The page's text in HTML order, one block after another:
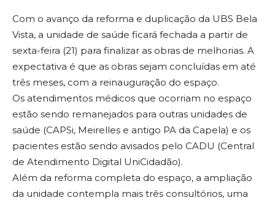
Com o avanço da reforma e duplicação da UBS Bela
Vista, a unidade de saúde ficará fechada a partir de
sexta-feira (21) para finalizar as obras de melhorias. A
expectativa é que as obras sejam concluídas em até
três meses, com a reinauguração do espaço.
Os atendimentos médicos que ocorriam no espaço
estão sendo remanejados para outras unidades de
saúde (CAPSi, Meirelles e antigo PA da Capela) e os
pacientes estão sendo avisados pelo CADU (Central
de Atendimento Digital UniCidadão).
Além da reforma completa do espaço, a ampliação
da unidade contempla mais três consultórios, uma